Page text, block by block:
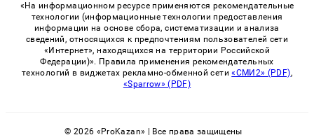
«На информационном ресурсе применяются рекомендательные
технологии (информационные технологии предоставления
информации на основе сбора, систематизации и анализа
сведений, относящихся к предпочтениям пользователей сети
«Интернет», находящихся на территории Российской
Федерации)». Правила применения рекомендательных
технологий в виджетах рекламно-обменной сети«СМИ2» (PDF),
«Sparrow» (PDF)
© 2026 «ProKazan» | Все права защищены